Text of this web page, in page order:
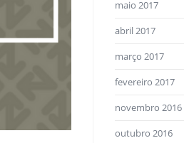
maio 2017
abril 2017
março 2017
fevereiro 2017
novembro 2016
outubro 2016